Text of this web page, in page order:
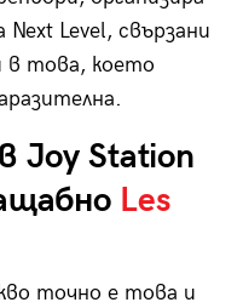
Level, свързани
в това, което
Joy Station
Les
точно е това и